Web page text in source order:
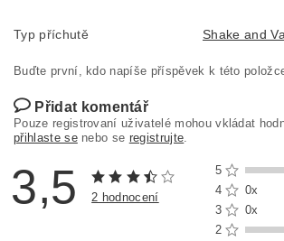
Typ příchutě Shake and
Buďte první, kdo napíše příspěvek k této
Přidat komentář
Pouze registrovaní uživatelé mohou vkládat
přihlaste senebo se registrujte
3,5 2 hodnocení
5
4
0x
3
0x
2